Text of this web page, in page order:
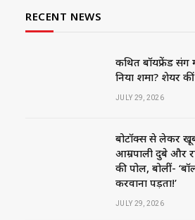
RECENT NEWS
कथित बॉयफ्रेंड संग
निया शर्मा? शेयर
JULY 29, 2026
बोटॉक्स से लेकर
आम्रपाली दुबे और
की पोल, बोलीं-
करवाना पड़ता!’
JULY 29, 2026